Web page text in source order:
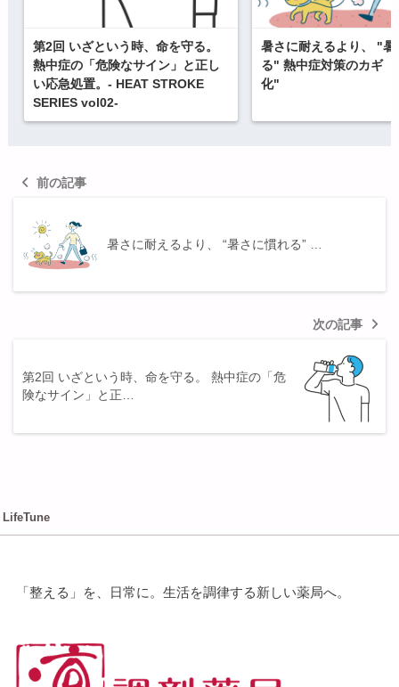
第2回 いざという時、命を守る。
熱中症の「危険なサイン」と正し
い応急処置。- HEAT STROKE
SERIES vol02-
暑さに耐えるより、 "暑
る" 熱中症対策のカギ
化"
前の記事
暑さに耐えるより、 “暑さに慣れる” …
次の記事
第2回 いざという時、命を守る。 熱中症の「危
険なサイン」と正…
LifeTune
「整える」を、⽇常に。⽣活を調律する新しい薬局へ。